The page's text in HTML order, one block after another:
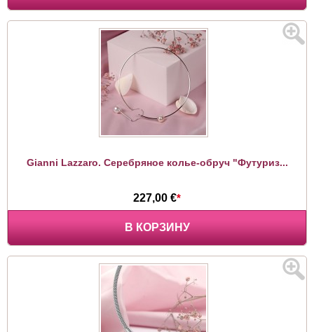
Gianni Lazzaro. Серебряное колье-обруч "Футуриз...
227,00 €*
В КОРЗИНУ